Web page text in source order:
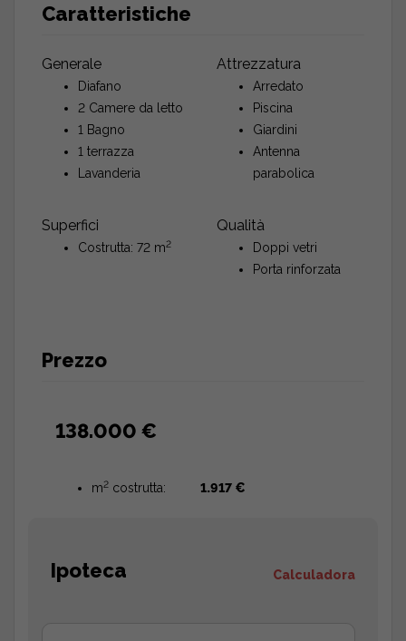
Caratteristiche
Generale
Diafano
2 Camere da letto
1 Bagno
1 terrazza
Lavanderia
Superfici
Costrutta: 72 m2
Attrezzatura
Arredato
Piscina
Giardini
Antenna
parabolica
Qualità
Doppi vetri
Porta rinforzata
Prezzo
138.000 €
m2 costrutta: 1.917 €
Ipoteca Calculadora